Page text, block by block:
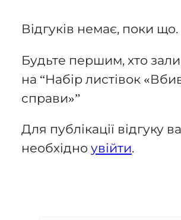
Відгуків немає, поки що.
Будьте першим, хто
на “Набір листівок
справи»”
Для публікації відгуку
необхідно увійти.